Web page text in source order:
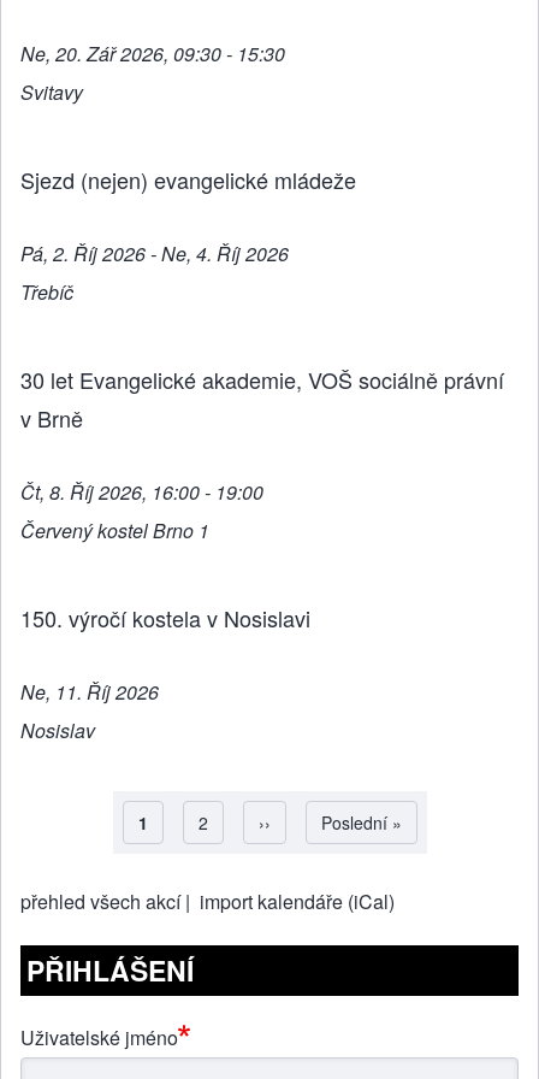
Ne, 20. Zář 2026, 09:30 - 15:30
Svitavy
Sjezd (nejen) evangelické mládeže
Pá, 2. Říj 2026 - Ne, 4. Říj 2026
Třebíč
30 let Evangelické akademie, VOŠ sociálně právní
v Brně
Čt, 8. Říj 2026, 16:00 - 19:00
Červený kostel Brno 1
150. výročí kostela v Nosislavi
Ne, 11. Říj 2026
Nosislav
Pagination
Aktuální stránka
1 Strana
2 Následující stránka
›› Poslední stránka
Poslední »
přehled všech akcí | import kalendáře (iCal)
PŘIHLÁŠENÍ
Uživatelské jméno